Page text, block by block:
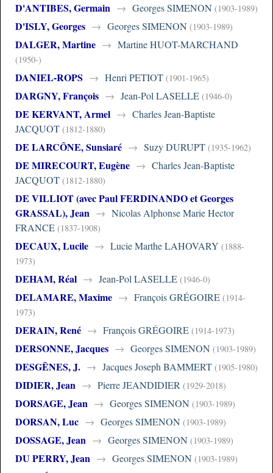
D'ANTIBES, Germain → Georges SIMENON (1903-1989)
D'ISLY, Georges → Georges SIMENON (1903-1989)
DALGER, Martine → Martine HUOT-MARCHAND
(1950-)
DANIEL-ROPS → Henri PETIOT (1901-1965)
DARGNY, François → Jean-Pol LASELLE (1946-0)
DE KERVANT, Armel → Charles Jean-Baptiste
JACQUOT (1812-1880)
DE LARCÔNE, Sunsiaré → Suzy DURUPT (1935-1962)
DE MIRECOURT, Eugène → Charles Jean-Baptiste
JACQUOT (1812-1880)
DE VILLIOT (avec Paul FERDINANDO et Georges
GRASSAL), Jean → Nicolas Alphonse Marie Hector
FRANCE (1837-1908)
DECAUX, Lucile → Lucie Marthe LAHOVARY (1888-
1973)
DEHAM, Réal → Jean-Pol LASELLE (1946-0)
DELAMARE, Maxime → François GRÉGOIRE (1914-
1973)
DERAIN, René → François GRÉGOIRE (1914-1973)
DERSONNE, Jacques → Georges SIMENON (1903-1989)
DESGÊNES, J. → Jacques Joseph BAMMERT (1905-1980)
DIDIER, Jean → Pierre JEANDIDIER (1929-2018)
DORSAGE, Jean → Georges SIMENON (1903-1989)
DORSAN, Luc → Georges SIMENON (1903-1989)
DOSSAGE, Jean → Georges SIMENON (1903-1989)
DU PERRY, Jean → Georges SIMENON (1903-1989)